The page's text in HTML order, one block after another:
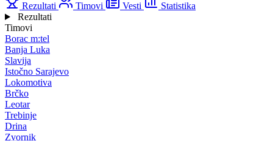
Rezultati Timovi Vesti
Statistika
Rezultati
Timovi
Borac m:tel
Banja Luka
Slavija
Istočno Sarajevo
Lokomotiva
Brčko
Leotar
Trebinje
Drina
Zvornik